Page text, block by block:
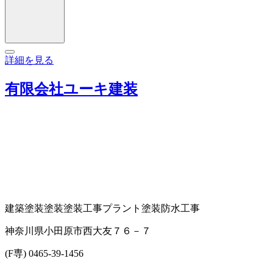
詳細を見る
有限会社ユーキ建装
建築塗装塗装塗装工事プラント塗装防水工事
神奈川県小田原市西大友７６－７
(F専) 0465-39-1456